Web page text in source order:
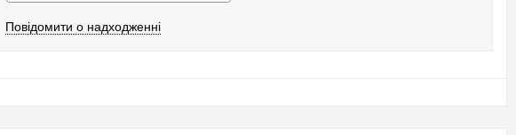
Повідомити о надходженні